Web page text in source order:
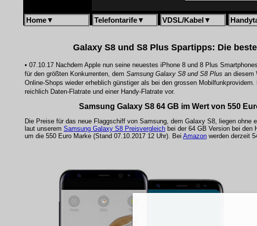
Home▼ Telefontarife▼ VDSL/Kabel ▼
Galaxy S8 und S8 Plus Spartipps: Die
• 07.10.17 Nachdem Apple nun seine neuestes iPhone 8 und 8 Plus
für den größten Konkurrenten, dem Samsung Galaxy S8 und S8 Plus an diesem
Online-Shops wieder erheblich günstiger als bei den grossen
reichlich Daten-Flatrate und einer Handy-Flatrate vor.
Samsung Galaxy S8 64 GB im Wert von 550
Die Preise für das neue Flaggschiff von Samsung, dem Galaxy S8, liegen ohne
laut unserem Samsung Galaxy S8 Preisvergleich bei der 64 GB Version bei den
um die 550 Euro Marke (Stand 07.10.2017 12 Uhr). Bei Amazon werden derzeit